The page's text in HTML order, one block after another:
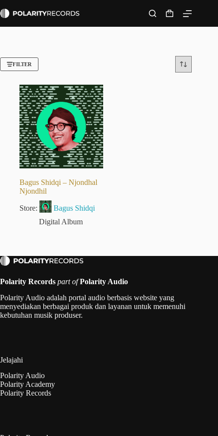
to
Shopping
cart
FILTER
Bagus Shidqi – Njondhal
Njondhil
Store:
Bagus Shidqi
Digital Album
Polarity Records part of Polarity Audio
Polarity Audio adalah portal audio berbasis website yang
menyediakan berbagai produk dan layanan untuk memenuhi
kebutuhan musik produser.
Jelajahi
Polarity Audio
Polarity Academy
Polarity Records